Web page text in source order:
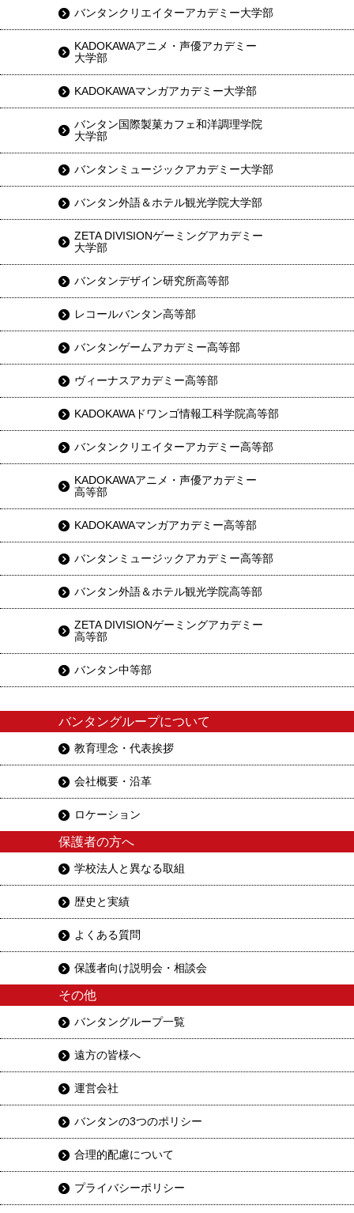
バンタンクリエイターアカデミー大学部
KADOKAWAアニメ・声優アカデミー
大学部
KADOKAWAマンガアカデミー大学部
バンタン国際製菓カフェ和洋調理学院
大学部
バンタンミュージックアカデミー大学部
バンタン外語＆ホテル観光学院大学部
ZETA DIVISIONゲーミングアカデミー
大学部
バンタンデザイン研究所高等部
レコールバンタン高等部
バンタンゲームアカデミー高等部
ヴィーナスアカデミー高等部
KADOKAWAドワンゴ情報工科学院高等部
バンタンクリエイターアカデミー高等部
KADOKAWAアニメ・声優アカデミー
高等部
KADOKAWAマンガアカデミー高等部
バンタンミュージックアカデミー高等部
バンタン外語＆ホテル観光学院高等部
ZETA DIVISIONゲーミングアカデミー
高等部
バンタン中等部
バンタングループについて
教育理念・代表挨拶
会社概要・沿革
ロケーション
保護者の方へ
学校法人と異なる取組
歴史と実績
よくある質問
保護者向け説明会・相談会
その他
バンタングループ一覧
遠方の皆様へ
運営会社
バンタンの3つのポリシー
合理的配慮について
プライバシーポリシー